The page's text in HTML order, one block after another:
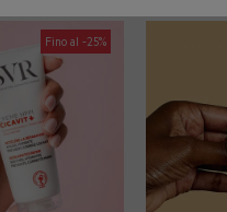
Fino al -25%